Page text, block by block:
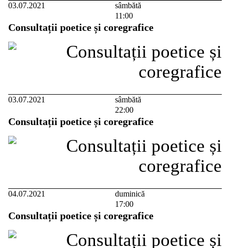
03.07.2021
sâmbătă
11:00
Consultații poetice și coregrafice
03.07.2021
sâmbătă
22:00
Consultații poetice și coregrafice
04.07.2021
duminică
17:00
Consultații poetice și coregrafice